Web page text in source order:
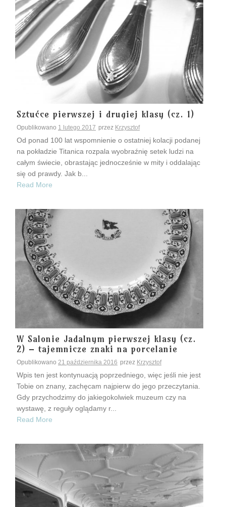
Sztućce pierwszej i drugiej klasy (cz. 1)
Opublikowano 1 lutego 2017 przez Krzysztof
Od ponad 100 lat wspomnienie o ostatniej kolacji podanej
na pokładzie Titanica rozpala wyobraźnię setek ludzi na
całym świecie, obrastając jednocześnie w mity i oddalając
się od prawdy. Jak b...
Read More
W Salonie Jadalnym pierwszej klasy (cz.
2) – tajemnicze znaki na porcelanie
Opublikowano 21 października 2016 przez Krzysztof
Wpis ten jest kontynuacją poprzedniego, więc jeśli nie jest
Tobie on znany, zachęcam najpierw do jego przeczytania.
Gdy przychodzimy do jakiegokolwiek muzeum czy na
wystawę, z reguły oglądamy r...
Read More